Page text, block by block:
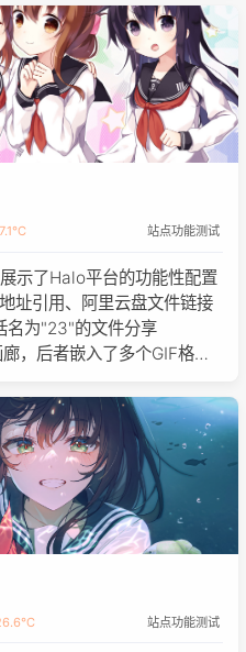
站点功能测试
示了Halo平台的功能性配置
址引用、阿里云盘文件链接
名为"23"的文件分享
，后者嵌入了多个GIF格式
站点功能测试